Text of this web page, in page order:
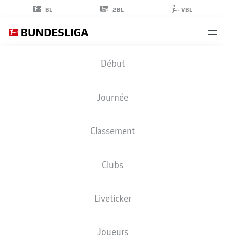
BL 2BL VBL
Début
Journée
Classement
Clubs
Liveticker
Joueurs